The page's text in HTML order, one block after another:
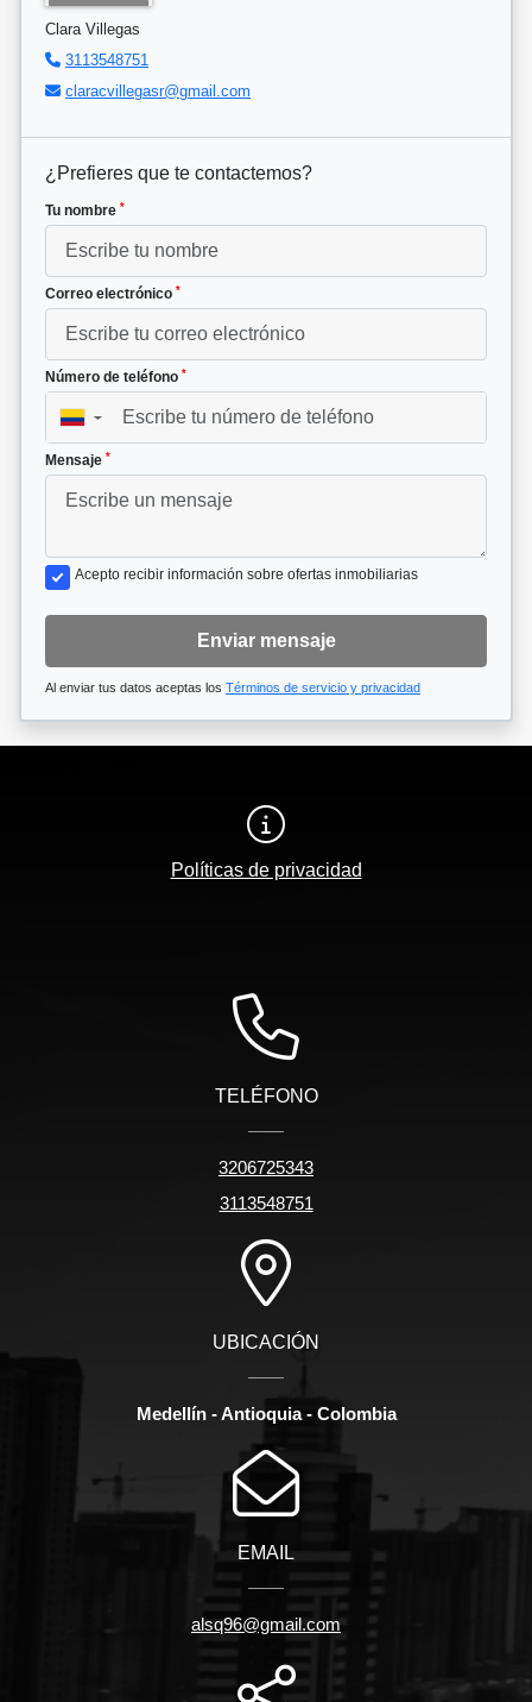
Clara Villegas
3113548751
claracvillegasr@gmail.com
¿Prefieres que te contactemos?
Tu nombre *
Correo electrónico *
Número de teléfono *
▼
Mensaje *
Acepto recibir información sobre ofertas inmobiliarias
Enviar mensaje
Al enviar tus datos aceptas los Términos de servicio y privacidad
Políticas de privacidad
TELÉFONO
3206725343
3113548751
UBICACIÓN
Medellín - Antioquia - Colombia
EMAIL
alsq96@gmail.com